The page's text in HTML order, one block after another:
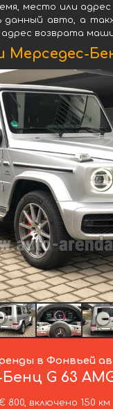
место или
данный авто, а
возврата
в Фонвьей
Бенц G 63
800, включено 150 км